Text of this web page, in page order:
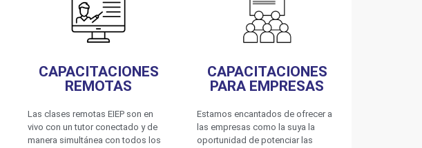
CAPACITACIONES
REMOTAS
Las clases remotas EIEP son en
vivo con un tutor conectado y de
manera simultánea con todos los
CAPACITACIONES
PARA EMPRESAS
Estamos encantados de ofrecer a
las empresas como la suya la
oportunidad de potenciar las